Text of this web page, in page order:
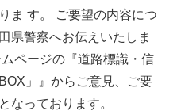
ま す。 ご要望の内容につ
県警察へお伝えいたしま
ページの『道路標識・信
」』からご意見、ご要
なっております。